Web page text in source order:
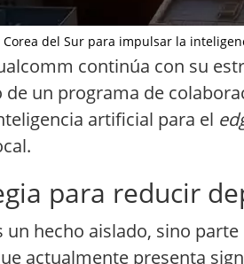
del Sur para impulsar la
continúa con su
de un programa de
artificial para el
para reducir
un hecho aislado, sino
actualmente presenta